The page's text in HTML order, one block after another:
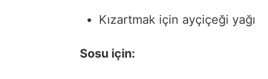
Kızartmak için ayçiçeği yağı
Sosu için: